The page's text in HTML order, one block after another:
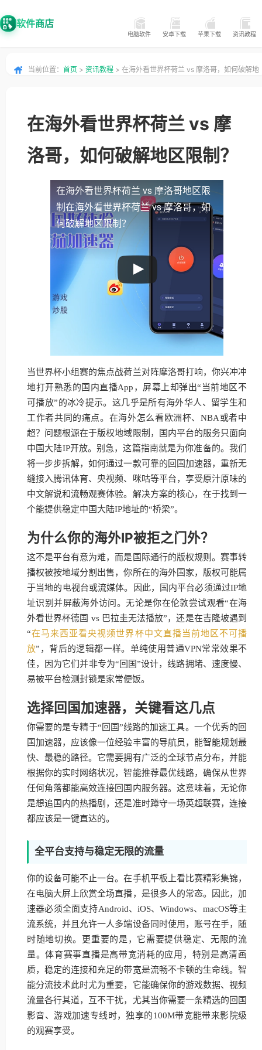
软件商店
电脑软件 安卓下载 苹果下载 资讯教程
当前位置： 首页 > 资讯教程 > 在海外看世界杯荷兰 vs 摩洛哥，如何破解地
在海外看世界杯荷兰 vs 摩
洛哥，如何破解地区限制？
在海外看世界杯荷兰 vs 摩洛哥地区限
制 在海外看世界杯荷兰 vs 摩洛哥，如
何破解地区限制？
当世界杯小组赛的焦点战荷兰对阵摩洛哥打响，你兴冲冲
地打开熟悉的国内直播App，屏幕上却弹出“当前地区不
可播放”的冰冷提示。这几乎是所有海外华人、留学生和
工作者共同的痛点。在海外怎么看欧洲杯、NBA或者中
超？问题根源在于版权地域限制，国内平台的服务只面向
中国大陆IP开放。别急，这篇指南就是为你准备的。我们
将一步步拆解，如何通过一款可靠的回国加速器，重新无
缝接入腾讯体育、央视频、咪咕等平台，享受原汁原味的
中文解说和流畅观赛体验。解决方案的核心，在于找到一
个能提供稳定中国大陆IP地址的“桥梁”。
为什么你的海外IP被拒之门外？
这不是平台有意为难，而是国际通行的版权规则。赛事转
播权被按地域分割出售，你所在的海外国家，版权可能属
于当地的电视台或流媒体。因此，国内平台必须通过IP地
址识别并屏蔽海外访问。无论是你在伦敦尝试观看“在海
外看世界杯德国 vs 巴拉圭无法播放”，还是在吉隆坡遇到
“在马来西亚看央视频世界杯中文直播当前地区不可播
放”，背后的逻辑都一样。单纯使用普通VPN常常效果不
佳，因为它们并非专为“回国”设计，线路拥堵、速度慢、
易被平台检测封锁是家常便饭。
选择回国加速器，关键看这几点
你需要的是专精于“回国”线路的加速工具。一个优秀的回
国加速器，应该像一位经验丰富的导航员，能智能规划最
快、最稳的路径。它需要拥有广泛的全球节点分布，并能
根据你的实时网络状况，智能推荐最优线路，确保从世界
任何角落都能高效连接回国内服务器。这意味着，无论你
是想追国内的热播剧，还是准时蹲守一场英超联赛，连接
都应该是一键直达的。
全平台支持与稳定无限的流量
你的设备可能不止一台。在手机平板上看比赛精彩集锦，
在电脑大屏上欣赏全场直播，是很多人的常态。因此，加
速器必须全面支持Android、iOS、Windows、macOS等主
流系统，并且允许一人多端设备同时使用，账号在手，随
时随地切换。更重要的是，它需要提供稳定、无限的流
量。体育赛事直播是高带宽消耗的应用，特别是高清画
质，稳定的连接和充足的带宽是流畅不卡顿的生命线。智
能分流技术此时尤为重要，它能确保你的游戏数据、视频
流量各行其道，互不干扰，尤其当你需要一条精选的回国
影音、游戏加速专线时，独享的100M带宽能带来影院级
的观赛享受。